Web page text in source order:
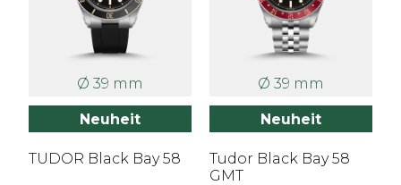
Ø 39 mm
Neuheit
TUDOR Black Bay 58
Ø 39 mm
Neuheit
Tudor Black Bay 58
GMT